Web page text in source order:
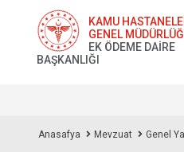
KAMU
GENEL
EK ÖDEME DAİRE
BAŞKANLIĞI
Anasafya Mevzuat Genel